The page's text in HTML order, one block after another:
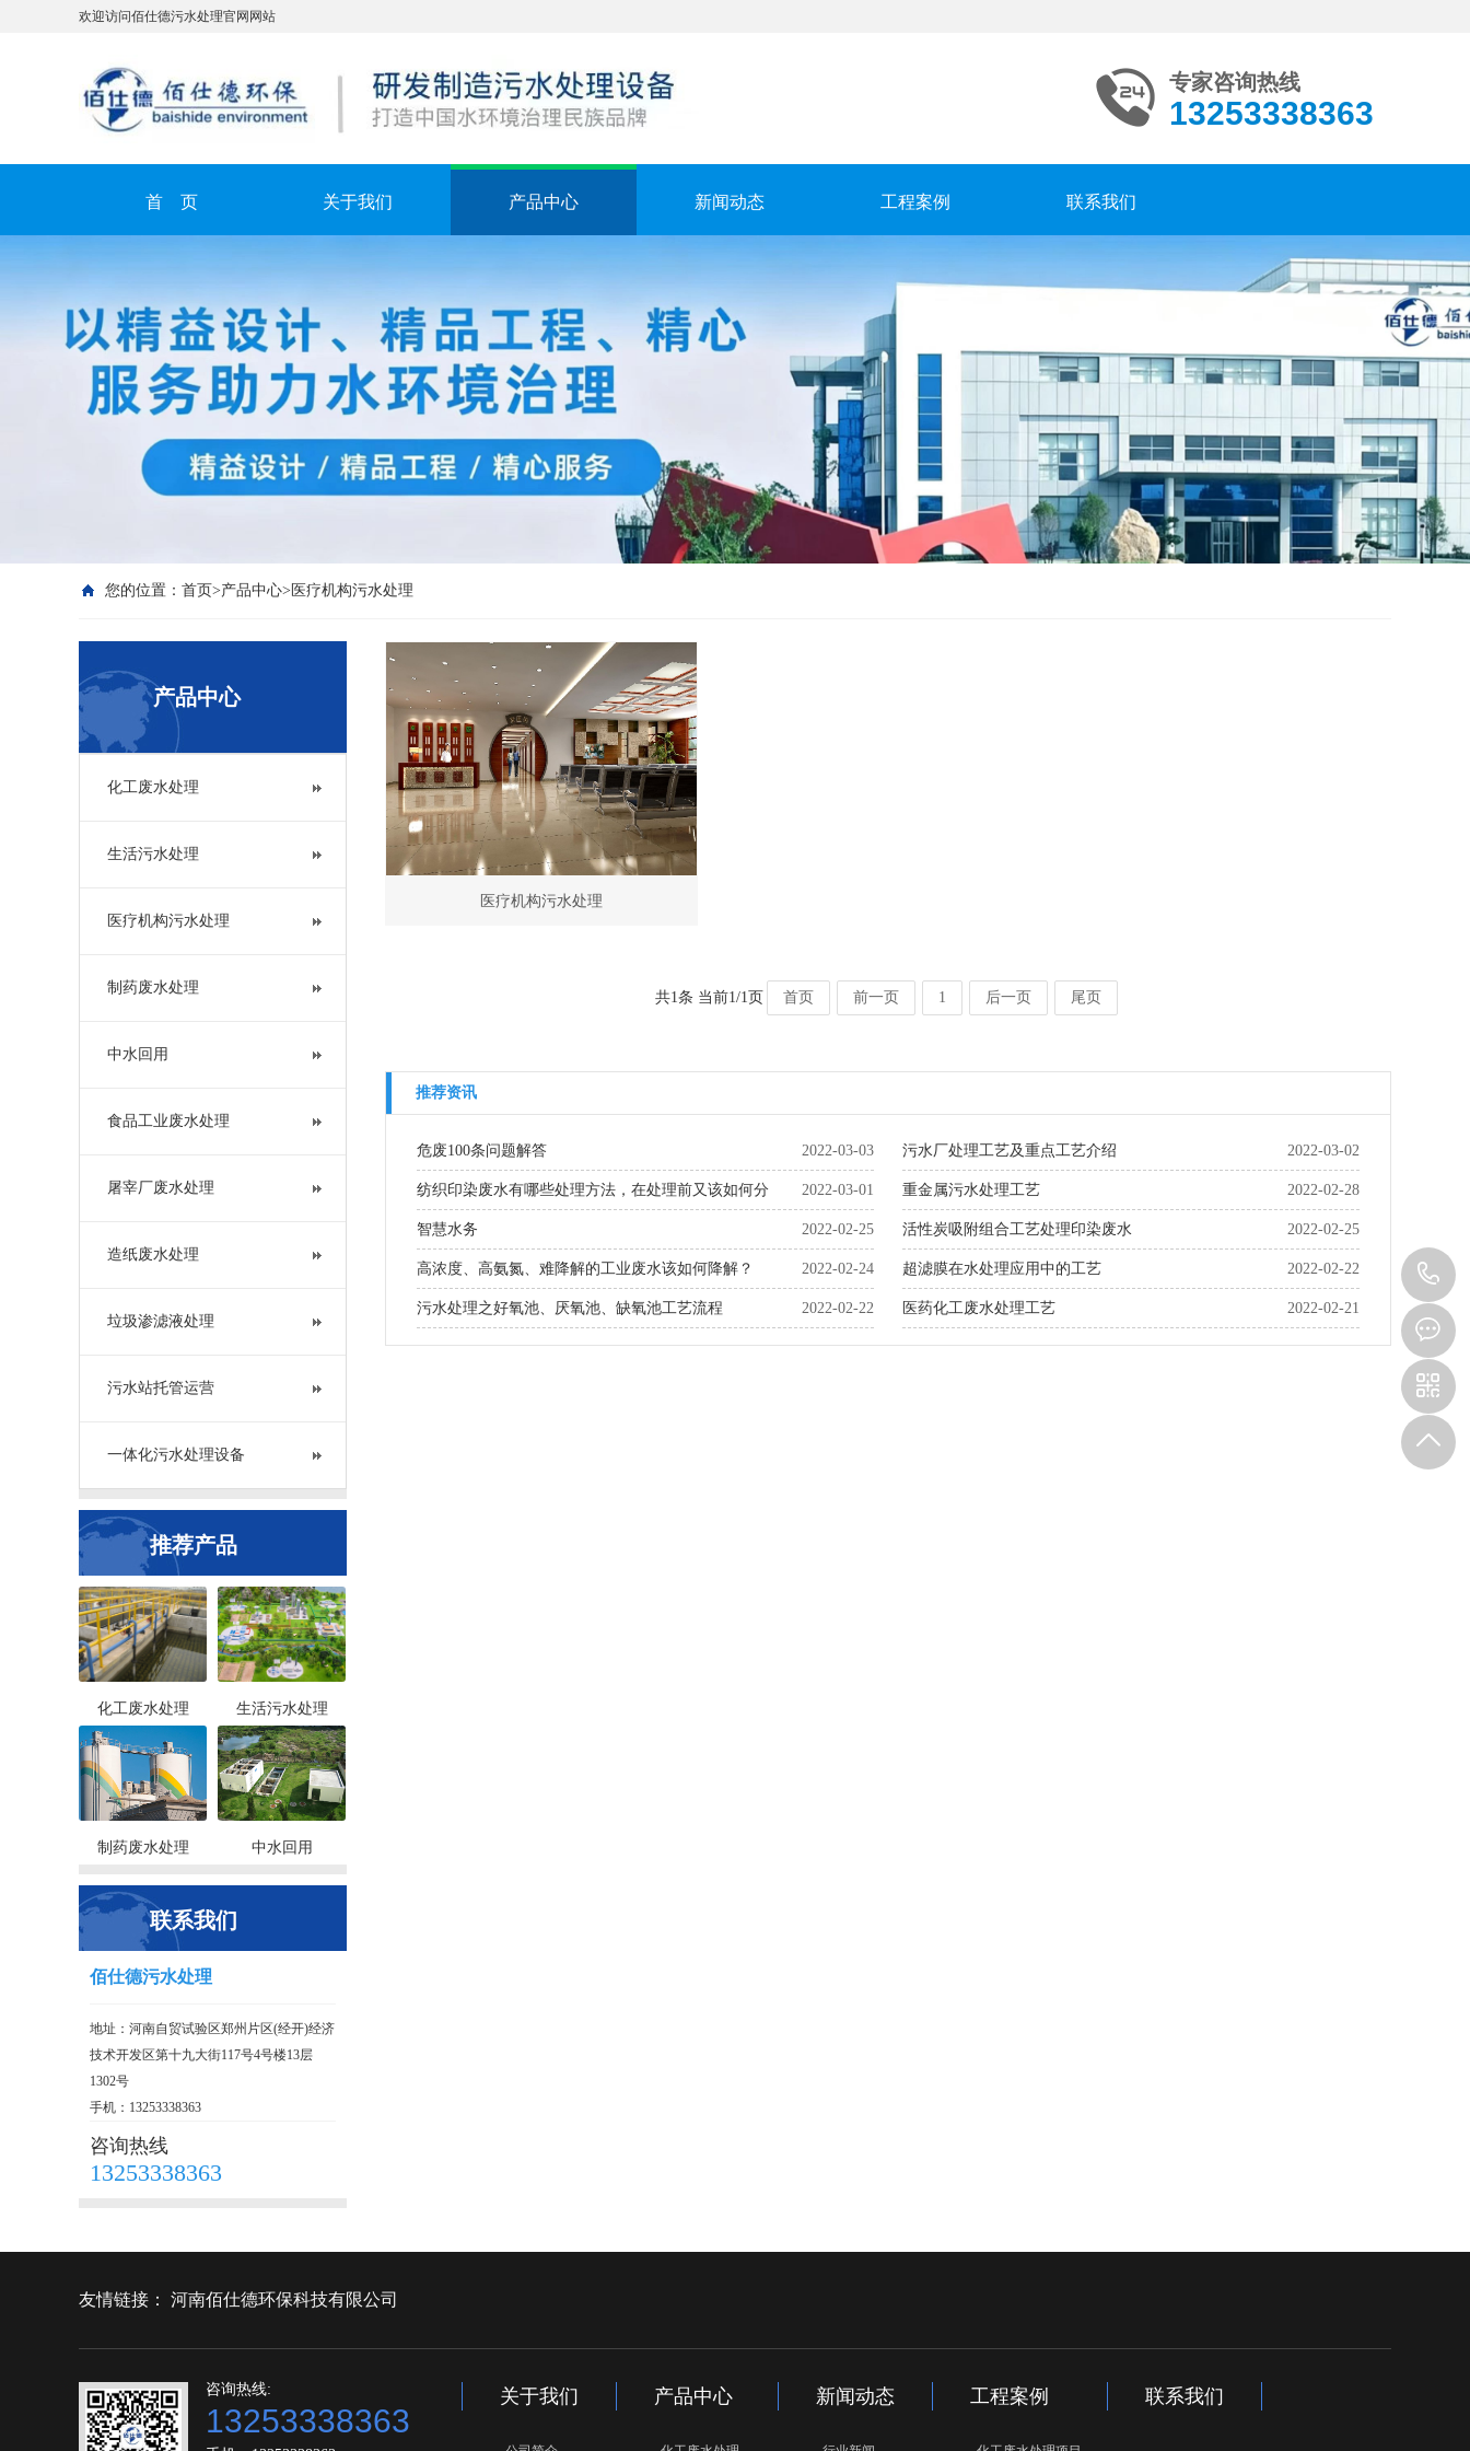
欢迎访问佰仕德污水处理官网网站
专家咨询热线
13253338363
首 页 关于我们 产品中心 新闻动态 工程案例 联系我们
您的位置： 首页>产品中心> 医疗机构污水处理
产品中心
化工废水处理
生活污水处理
医疗机构污水处理
制药废水处理
中水回用
食品工业废水处理
屠宰厂废水处理
造纸废水处理
垃圾渗滤液处理
污水站托管运营
一体化污水处理设备
推荐产品
化工废水处理 生活污水处理
制药废水处理 中水回用
联系我们
佰仕德污水处理
地址：河南自贸试验区郑州片区(经开)经济
技术开发区第十九大街117号4号楼13层
1302号
手机：13253338363
咨询热线
13253338363
医疗机构污水处理
共1条 当前1/1页 首页 前一页 1 后一页 尾页
推荐资讯
2022-03-03
危废100条问题解答 2022-03-02
污水厂处理工艺及重点工艺介绍
2022-03-01
纺织印染废水有哪些处理方法，在处理前又该如何分
类？
2022-02-28
​重金属污水处理工艺
2022-02-25
智慧水务 2022-02-25
活性炭吸附组合工艺处理印染废水
2022-02-24
高浓度、高氨氮、难降解的工业废水该如何降解？ 2022-02-22
超滤膜在水处理应用中的工艺
2022-02-22
污水处理之好氧池、厌氧池、缺氧池工艺流程 2022-02-21
医药化工废水处理工艺
友情链接： 河南佰仕德环保科技有限公司
咨询热线:
13253338363
关于我们 产品中心 新闻动态 工程案例 联系我们